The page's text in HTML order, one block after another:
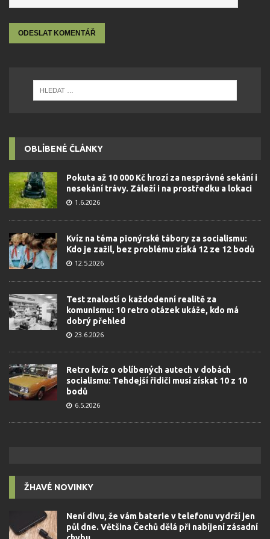
OBLÍBENÉ ČLÁNKY
Pokuta až 10 000 Kč hrozí za nesprávné sekání i
nesekání trávy. Záleží i na prostředku a lokaci
1.6.2026
Kvíz na téma pionýrské tábory za socialismu:
Kdo je zažil, bez problému získá 12 ze 12 bodů
12.5.2026
Test znalostí o každodenní realitě za
komunismu: 10 retro otázek ukáže, kdo má
dobrý přehled
23.6.2026
Retro kvíz o oblíbených autech v dobách
socialismu: Tehdejší řidiči musí získat 10 z 10
bodů
6.5.2026
ŽHAVÉ NOVINKY
Není divu, že vám baterie v telefonu vydrží jen
půl dne. Většina Čechů dělá při nabíjení zásadní